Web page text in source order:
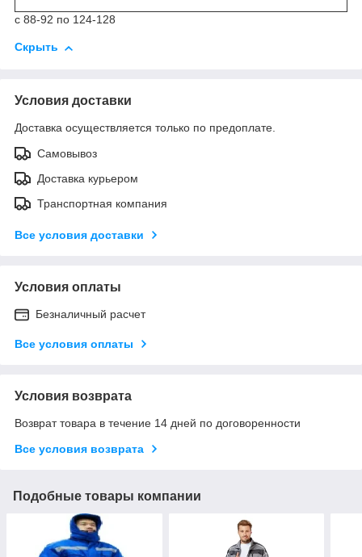
с 88-92 по 124-128
Скрыть
Условия доставки
Доставка осуществляется только по предоплате.
Самовывоз
Доставка курьером
Транспортная компания
Все условия доставки
Условия оплаты
Безналичный расчет
Все условия оплаты
Условия возврата
Возврат товара в течение 14 дней по договоренности
Все условия возврата
Подобные товары компании